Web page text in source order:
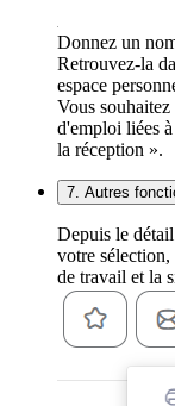
Donnez un
Retrouvez-la
espace
Vous
d'emploi liées
la réception ».
7. Autres
Depuis le
votre
de travail et la